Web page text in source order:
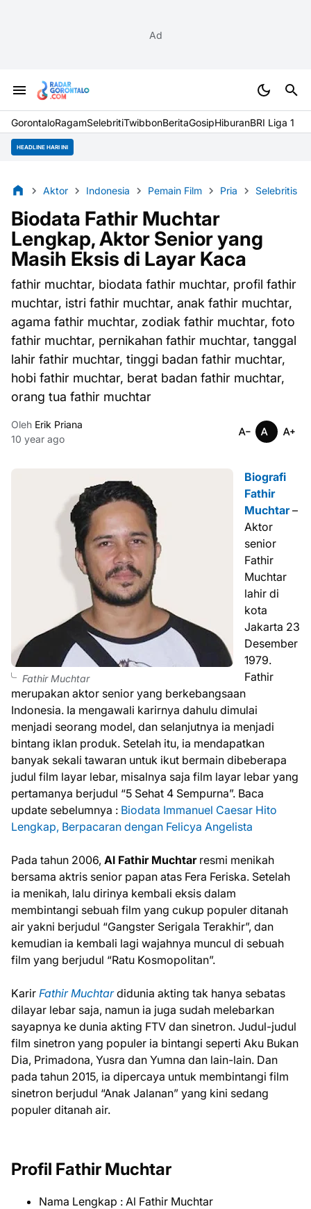
Ad
GorontaloRagamSelebritiTwibbonBeritaGosipHiburanBRI Liga 1
HEADLINE HARI INI
Aktor Indonesia Pemain Film Pria Selebritis
Biodata Fathir Muchtar
Lengkap, Aktor Senior yang
Masih Eksis di Layar Kaca
fathir muchtar, biodata fathir muchtar, profil fathir
muchtar, istri fathir muchtar, anak fathir muchtar,
agama fathir muchtar, zodiak fathir muchtar, foto
fathir muchtar, pernikahan fathir muchtar, tanggal
lahir fathir muchtar, tinggi badan fathir muchtar,
hobi fathir muchtar, berat badan fathir muchtar,
orang tua fathir muchtar
Oleh Erik Priana
10 year ago
Fathir Muchtar
Biografi
Fathir
Muchtar–
Aktor
senior
Fathir
Muchtar
lahir di
kota
Jakarta 23
Desember
1979.
Fathir
merupakan aktor senior yang berkebangsaan
Indonesia. Ia mengawali karirnya dahulu dimulai
menjadi seorang model, dan selanjutnya ia menjadi
bintang iklan produk. Setelah itu, ia mendapatkan
banyak sekali tawaran untuk ikut bermain dibeberapa
judul film layar lebar, misalnya saja film layar lebar yang
pertamanya berjudul “5 Sehat 4 Sempurna”. Baca
update sebelumnya : Biodata Immanuel Caesar Hito
Lengkap, Berpacaran dengan Felicya Angelista
Pada tahun 2006, Al Fathir Muchtarresmi menikah
bersama aktris senior papan atas Fera Feriska. Setelah
ia menikah, lalu dirinya kembali eksis dalam
membintangi sebuah film yang cukup populer ditanah
air yakni berjudul “Gangster Serigala Terakhir”, dan
kemudian ia kembali lagi wajahnya muncul di sebuah
film yang berjudul “Ratu Kosmopolitan”.
Karir Fathir Muchtardidunia akting tak hanya sebatas
dilayar lebar saja, namun ia juga sudah melebarkan
sayapnya ke dunia akting FTV dan sinetron. Judul-judul
film sinetron yang populer ia bintangi seperti Aku Bukan
Dia, Primadona, Yusra dan Yumna dan lain-lain. Dan
pada tahun 2015, ia dipercaya untuk membintangi film
sinetron berjudul “Anak Jalanan” yang kini sedang
populer ditanah air.
Profil Fathir Muchtar
Nama Lengkap : Al Fathir Muchtar